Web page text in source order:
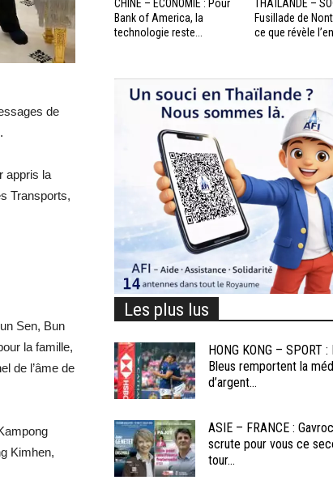
de
appris la
Transports,
Sen, Bun
la famille,
de l’âme de
Kimhen,
CHINE – ÉCONOMIE : Pour
Bank of America, la
technologie reste...
THAÏLANDE –
Fusillade de
ce que révèle
Les plus lus
HONG KONG – SPORT :
Bleus remportent la
d’argent...
ASIE – FRANCE :
scrute pour vous ce
tour...